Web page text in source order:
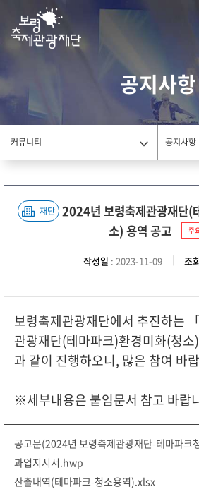
공지사항
커뮤니티 공지사항
재단 2024년 보령축제관광재단(
소) 용역 공고
주
작성일 : 2023-11-09 조
보령축제관광재단에서 추진하는
관광재단(테마파크)환경미화(청
과 같이 진행하오니, 많은 참여 바
※세부내용은 붙임문서 참고 바랍
공고문(2024년 보령축제관광재단-테마파크
과업지시서.hwp
산출내역(테마파크-청소용역).xlsx